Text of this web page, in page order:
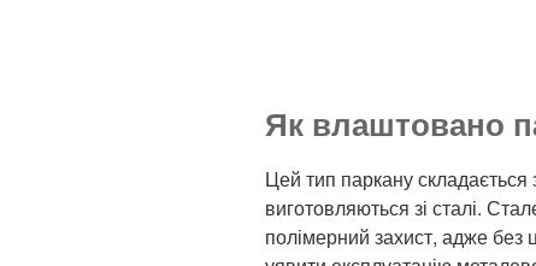
Як влаштовано
Цей тип паркану
виготовляються зі сталі.
полімерний захист, адже без